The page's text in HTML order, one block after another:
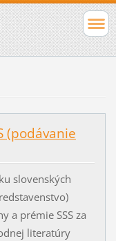
(podávanie
slovenských
a prémie SSS za
literatúry